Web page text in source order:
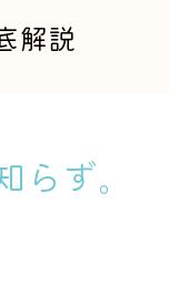
解説
ず。